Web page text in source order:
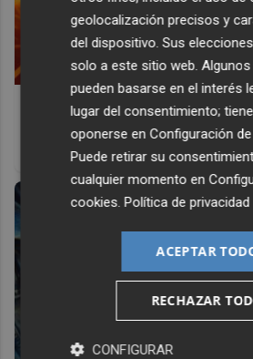
Corepunk MMORPG
Un verdadero MMORPG de la vieja
antes, pero mejor!
geolocalización precisos y
del dispositivo. Sus
solo a este sitio web.
pueden basarse en el interés
lugar del consentimiento;
oponerse enConfiguración
Puede retirar su
cualquier momento en
cookies .Política de privacidad
ACEPTAR
RECHAZAR
CONFIGURAR